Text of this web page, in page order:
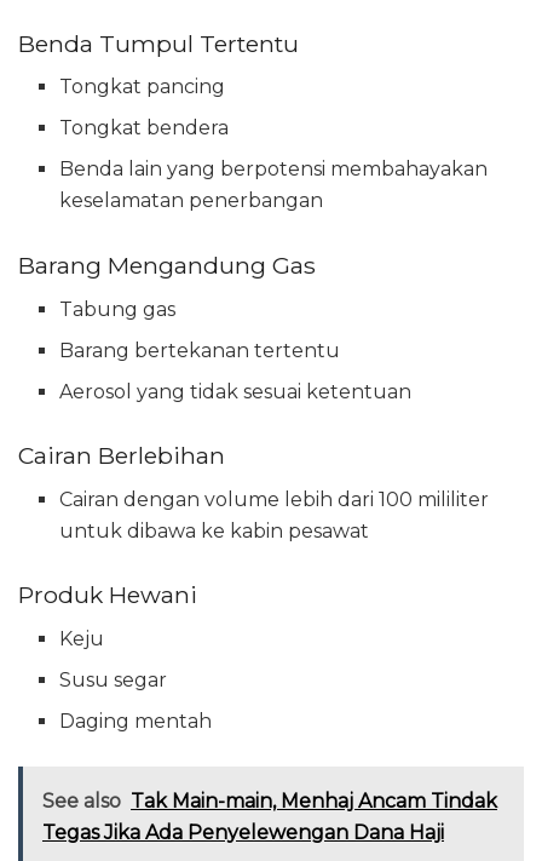
Benda Tumpul Tertentu
Tongkat pancing
Tongkat bendera
Benda lain yang berpotensi membahayakan
keselamatan penerbangan
Barang Mengandung Gas
Tabung gas
Barang bertekanan tertentu
Aerosol yang tidak sesuai ketentuan
Cairan Berlebihan
Cairan dengan volume lebih dari 100 mililiter
untuk dibawa ke kabin pesawat
Produk Hewani
Keju
Susu segar
Daging mentah
See also Tak Main-main, Menhaj Ancam Tindak
Tegas Jika Ada Penyelewengan Dana Haji